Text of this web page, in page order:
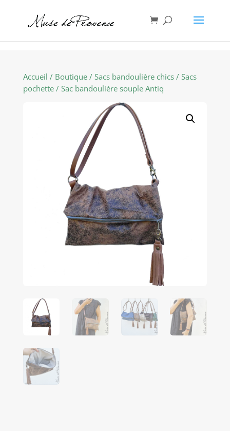
Accueil / Boutique/ Sacs bandoulière chics/ Sacs
pochette/ Sac bandoulière souple Antiq